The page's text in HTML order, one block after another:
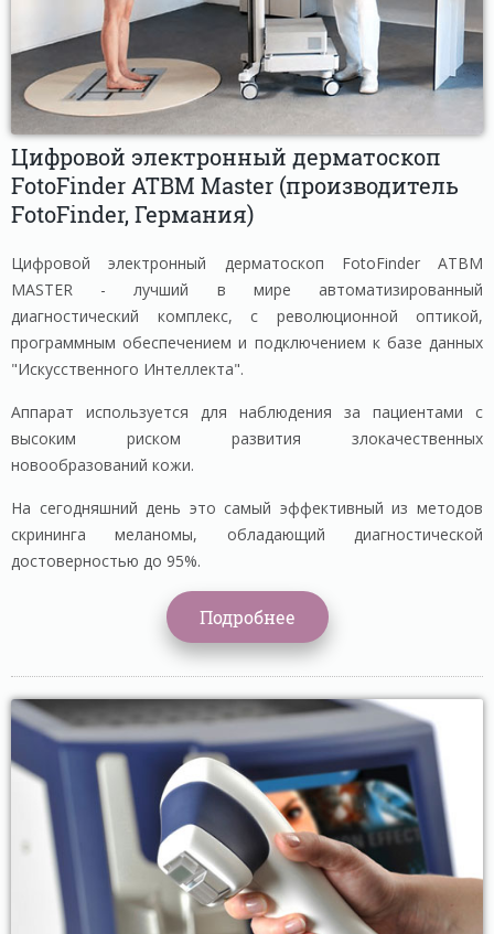
Цифровой электронный дерматоскоп
FotoFinder ATBM Master (производитель
FotoFinder, Германия)
Цифровой электронный дерматоскоп FotoFinder ATBM
MASTER - лучший в мире автоматизированный
диагностический комплекс, с революционной оптикой,
программным обеспечением и подключением к базе данных
"Искусственного Интеллекта".
Аппарат используется для наблюдения за пациентами с
высоким риском развития злокачественных
новообразований кожи.
На сегодняшний день это самый эффективный из методов
скрининга меланомы, обладающий диагностической
достоверностью до 95%.
Подробнее